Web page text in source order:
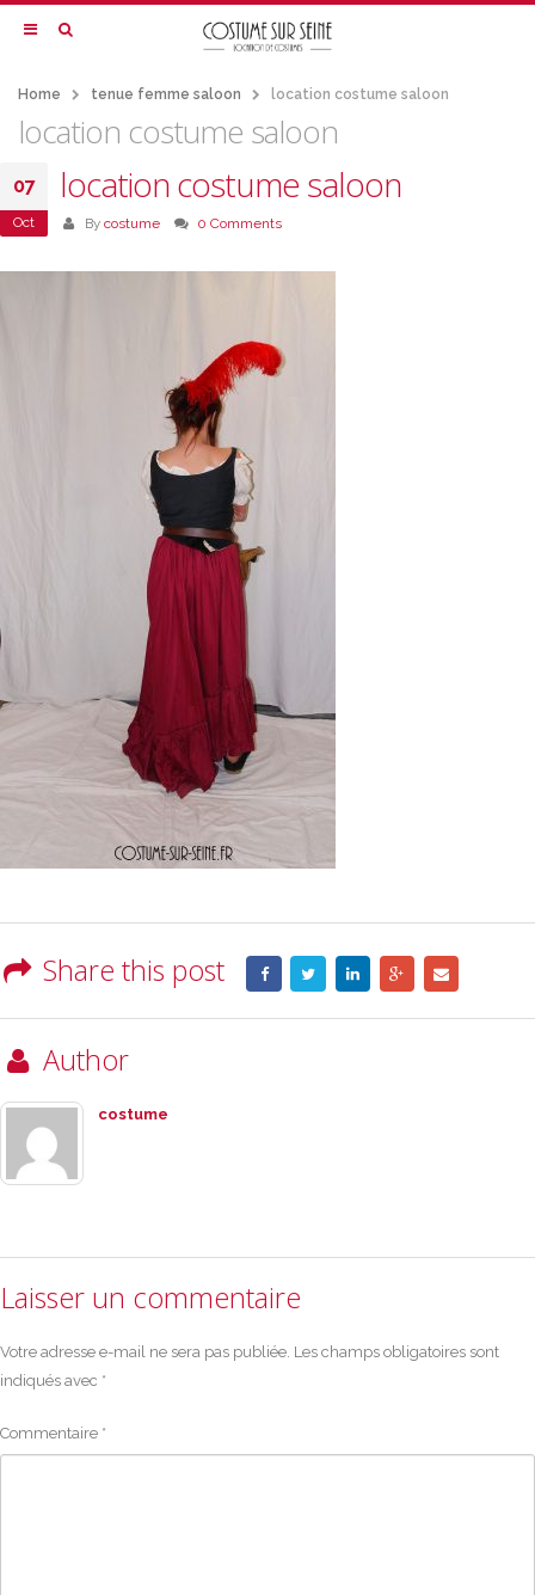
Home tenue femme saloon location costume saloon
location costume saloon
07
Oct
location costume saloon
By costume 0 Comments
Share this post
Author
costume
Laisser un commentaire
Votre adresse e-mail ne sera pas publiée. Les champs obligatoires sont
indiqués avec *
Commentaire *